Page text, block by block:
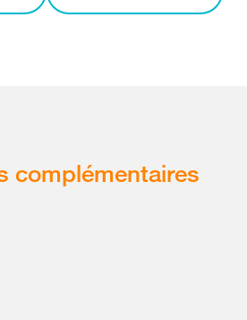
complémentaires